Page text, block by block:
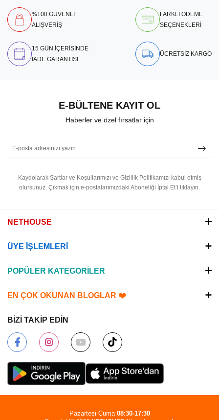
%100 GÜVENLİ
ALIŞVERİŞ
FARKLI ÖDEME
SEÇENEKLERİ
15 GÜN İÇERİSİNDE
İADE GARANTİSİ
ÜCRETSİZ KARGO
E-BÜLTENE KAYIT OL
Haberler ve özel fırsatlar için
Kaydolarak Şartlar ve Koşullarımızı ve Gizlilik Politikamızı kabul etmiş
olursunuz. Çıkmak için e-postalarımızdaki Aboneliği İptal Et’i tıklayın.
NETHOUSE
ÜYE İŞLEMLERİ
POPÜLER KATEGORİLER
EN ÇOK OKUNAN BLOGLAR ❤️
BİZİ TAKİP EDİN
Pazartesi-Cuma 08:30-17:30